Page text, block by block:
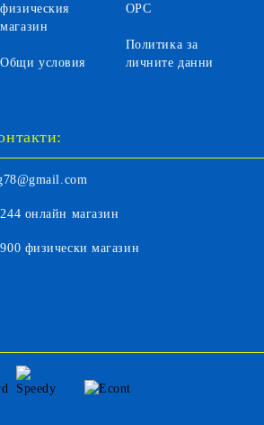
физическия
магазин
Общи условия
ОРС
Политика за
личните данни
онлайн магазин
физически магазин